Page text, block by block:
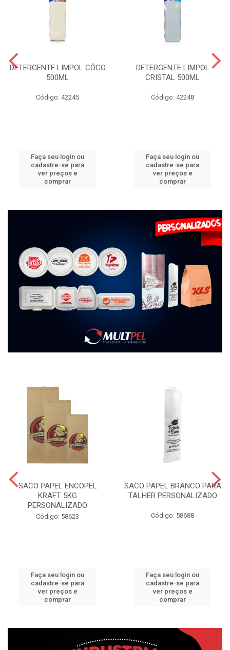
DETERGENTE LIMPOL CÔCO
500ML
Código: 42245
Faça seu login ou
cadastre-se para
ver preços e
comprar
DETERGENTE LIMPOL
CRISTAL 500ML
Código: 42248
Faça seu login ou
cadastre-se para
ver preços e
comprar
SACO PAPEL ENCOPEL
KRAFT 5KG
PERSONALIZADO
Código: 58623
Faça seu login ou
cadastre-se para
ver preços e
comprar
SACO PAPEL BRANCO PARA
TALHER PERSONALIZADO
Código: 58688
Faça seu login ou
cadastre-se para
ver preços e
comprar